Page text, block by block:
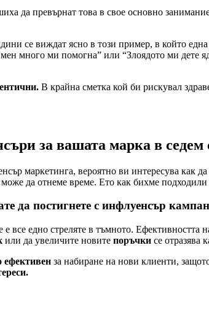
да превърнат това в свое основно
се виждат ясно в този пример, в който
много ми помогна” или “Злоядото ми дете
В крайна сметка кой би рискувал
за вашата марка в седем
маркетинга, вероятно ви интересува как
да отнеме време. Ето как бихме
да постигнете с инфлуенсър
все едно стреляте в тъмното. Ефективността
или да увеличите новите поръчки се отразява
ефективен за набиране на нови клиенти,